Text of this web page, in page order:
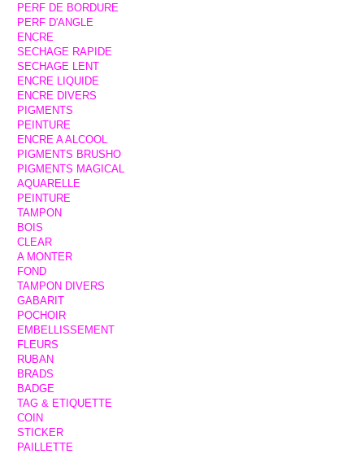
PERF DE BORDURE
PERF D'ANGLE
ENCRE
SECHAGE RAPIDE
SECHAGE LENT
ENCRE LIQUIDE
ENCRE DIVERS
PIGMENTS
PEINTURE
ENCRE A ALCOOL
PIGMENTS BRUSHO
PIGMENTS MAGICAL
AQUARELLE
PEINTURE
TAMPON
BOIS
CLEAR
A MONTER
FOND
TAMPON DIVERS
GABARIT
POCHOIR
EMBELLISSEMENT
FLEURS
RUBAN
BRADS
BADGE
TAG & ETIQUETTE
COIN
STICKER
PAILLETTE